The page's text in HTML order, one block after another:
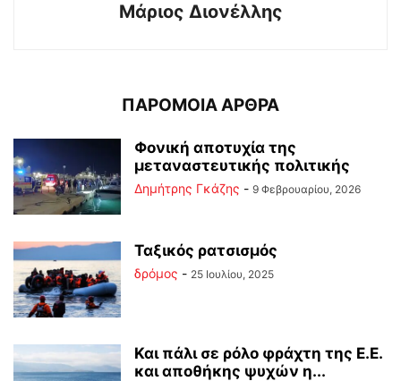
Μάριος Διονέλλης
ΠΑΡΟΜΟΙΑ ΑΡΘΡΑ
Φονική αποτυχία της
μεταναστευτικής πολιτικής
Δημήτρης Γκάζης - 9 Φεβρουαρίου, 2026
Ταξικός ρατσισμός
δρόμος - 25 Ιουλίου, 2025
Και πάλι σε ρόλο φράχτη της Ε.Ε.
και αποθήκης ψυχών η...